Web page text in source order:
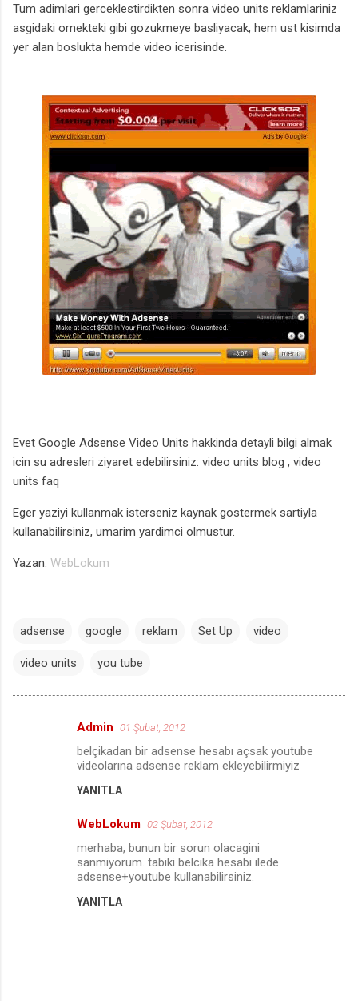
Tum adimlari gerceklestirdikten sonra video units reklamlariniz
asgidaki ornekteki gibi gozukmeye basliyacak, hem ust kisimda
yer alan boslukta hemde video icerisinde.
Evet Google Adsense Video Units hakkinda detayli bilgi almak
icin su adresleri ziyaret edebilirsiniz: video units blog , video
units faq
Eger yaziyi kullanmak isterseniz kaynak gostermek sartiyla
kullanabilirsiniz, umarim yardimci olmustur.
Yazan: WebLokum
adsense google reklam Set Up video
video units you tube
Admin 01 Şubat, 2012
belçikadan bir adsense hesabı açsak youtube
videolarına adsense reklam ekleyebilirmiyiz
YANITLA
WebLokum 02 Şubat, 2012
merhaba, bunun bir sorun olacagini
sanmiyorum. tabiki belcika hesabi ilede
adsense+youtube kullanabilirsiniz.
YANITLA